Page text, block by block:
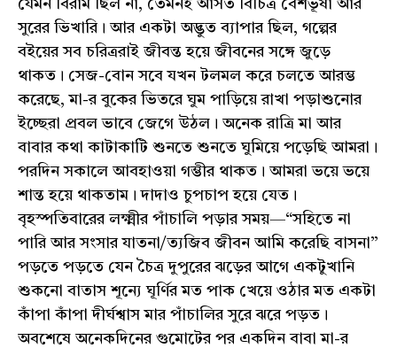
যেমন বিরাম ছিল না, তেমনই আসত বিচিত্র বেশভূষা আর
সুরের ভিখারি। আর একটা অদ্ভুত ব্যাপার ছিল, গল্পের
বইয়ের সব চরিত্ররাই জীবন্ত হয়ে জীবনের সঙ্গে জুড়ে
থাকত। সেজ-বোন সবে যখন টলমল করে চলতে আরম্ভ
করেছে, মা-র বুকের ভিতরে ঘুম পাড়িয়ে রাখা পড়াশুনোর
ইচ্ছেরা প্রবল ভাবে জেগে উঠল। অনেক রাত্রি মা আর
বাবার কথা কাটাকাটি শুনতে শুনতে ঘুমিয়ে পড়েছি আমরা।
পরদিন সকালে আবহাওয়া গম্ভীর থাকত। আমরা ভয়ে ভয়ে
শান্ত হয়ে থাকতাম। দাদাও চুপচাপ হয়ে যেত।
বৃহস্পতিবারের লক্ষ্মীর পাঁচালি পড়ার সময়—“সহিতে না
পারি আর সংসার যাতনা/ত্যজিব জীবন আমি করেছি বাসনা”
পড়তে পড়তে যেন চৈত্র দুপুরের ঝড়ের আগে একটুখানি
শুকনো বাতাস শূন্যে ঘূর্ণির মত পাক খেয়ে ওঠার মত একটা
কাঁপা কাঁপা দীর্ঘশ্বাস মার পাঁচালির সুরে ঝরে পড়ত।
অবশেষে অনেকদিনের গুমোটের পর একদিন বাবা মা-র